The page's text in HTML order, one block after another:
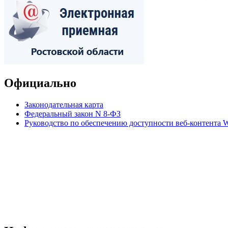
Официально
Законодательная карта
Федеральный закон N 8-ФЗ
Руководство по обеспечению доступности веб-контента